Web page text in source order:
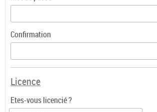
Confirmation
Licence
Etes-vous licencié ?